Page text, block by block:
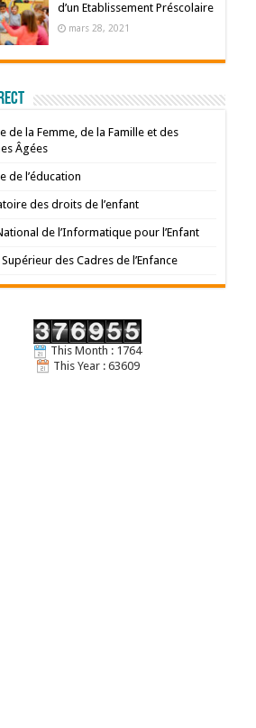
inset 0 0 2px white, 0 0px 5px
d’un Etablissement Préscolaire
mars 28, 2021
de la Femme, de la Famille et des
Âgées
de l’éducation
des droits de l’enfant
de l’Informatique pour l’Enfant
Supérieur des Cadres de l’Enfance
This Month : 1764
This Year : 63609